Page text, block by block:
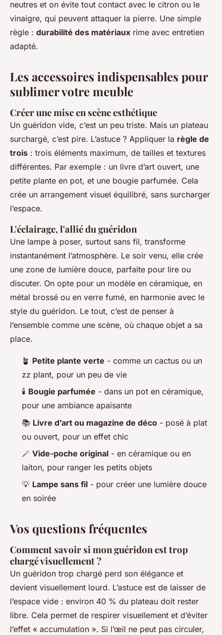
neutres et on évite tout contact avec le citron ou le
vinaigre, qui peuvent attaquer la pierre. Une simple
règle : durabilité des matériaux rime avec entretien
adapté.
Les accessoires indispensables pour
sublimer votre meuble
Créer une mise en scène esthétique
Un guéridon vide, c’est un peu triste. Mais un plateau
surchargé, c’est pire. L’astuce ? Appliquer la règle de
trois : trois éléments maximum, de tailles et textures
différentes. Par exemple : un livre d’art ouvert, une
petite plante en pot, et une bougie parfumée. Cela
crée un arrangement visuel équilibré, sans surcharger
l’espace.
L'éclairage, l'allié du guéridon
Une lampe à poser, surtout sans fil, transforme
instantanément l’atmosphère. Le soir venu, elle crée
une zone de lumière douce, parfaite pour lire ou
discuter. On opte pour un modèle en céramique, en
métal brossé ou en verre fumé, en harmonie avec le
style du guéridon. Le tout, c’est de penser à
l’ensemble comme une scène, où chaque objet a sa
place.
🪴 Petite plante verte - comme un cactus ou un
zz plant, pour un peu de vie
🕯️ Bougie parfumée - dans un pot en céramique,
pour une ambiance apaisante
📚 Livre d’art ou magazine de déco - posé à plat
ou ouvert, pour un effet chic
🪄 Vide-poche original - en céramique ou en
laiton, pour ranger les petits objets
💡 Lampe sans fil - pour créer une lumière douce
en soirée
Vos questions fréquentes
Comment savoir si mon guéridon est trop
chargé visuellement ?
Un guéridon trop chargé perd son élégance et
devient visuellement lourd. L’astuce est de laisser de
l’espace vide : environ 40 % du plateau doit rester
libre. Cela permet de respirer visuellement et d’éviter
l’effet « accumulation ». Si l’œil ne peut pas circuler,